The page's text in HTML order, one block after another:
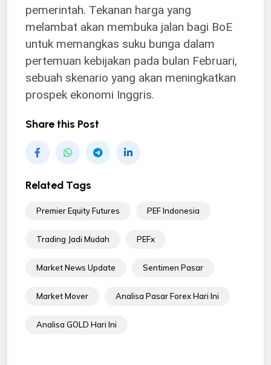
pemerintah. Tekanan harga yang
melambat akan membuka jalan bagi BoE
untuk memangkas suku bunga dalam
pertemuan kebijakan pada bulan Februari,
sebuah skenario yang akan meningkatkan
prospek ekonomi Inggris.
Share this Post
Related Tags
Premier Equity Futures PEF Indonesia
Trading Jadi Mudah PEFx
Market News Update Sentimen Pasar
Market Mover Analisa Pasar Forex Hari Ini
Analisa GOLD Hari Ini